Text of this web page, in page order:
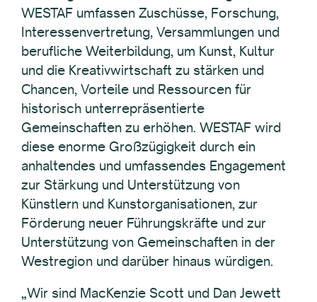
WESTAF umfassen Zuschüsse, Forschung,
Interessenvertretung, Versammlungen und
berufliche Weiterbildung, um Kunst, Kultur
und die Kreativwirtschaft zu stärken und
Chancen, Vorteile und Ressourcen für
historisch unterrepräsentierte
Gemeinschaften zu erhöhen. WESTAF wird
diese enorme Großzügigkeit durch ein
anhaltendes und umfassendes Engagement
zur Stärkung und Unterstützung von
Künstlern und Kunstorganisationen, zur
Förderung neuer Führungskräfte und zur
Unterstützung von Gemeinschaften in der
Westregion und darüber hinaus würdigen.
„Wir sind MacKenzie Scott und Dan Jewett